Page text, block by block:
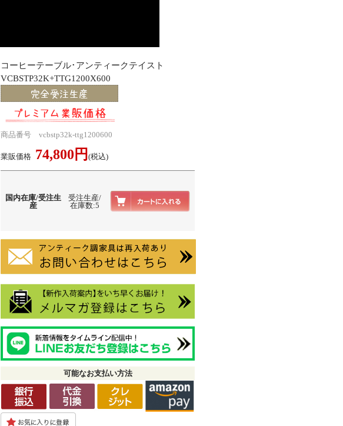
コーヒーテーブル･アンティークテイスト
VCBSTP32K+TTG1200X600
商品番号 vcbstp32k-ttg1200600
業販価格 74,800円 (税込)
国内在庫/受注生
産
受注生産/
在庫数:5
可能なお支払い方法